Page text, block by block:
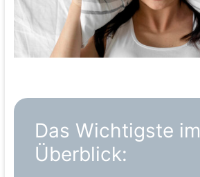
Das Wichtigste im
Überblick: